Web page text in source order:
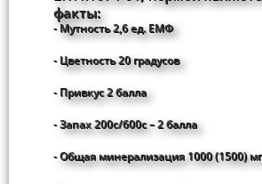
факты:
- Мутность 2,6 ед. ЕМФ
- Цветность 20 градусов
- Привкус 2 балла
- Запах 200с/600с – 2 балла
- Общая минерализация 1000 (1500)